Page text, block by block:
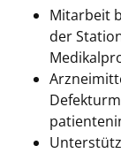
Mitarbeit
der